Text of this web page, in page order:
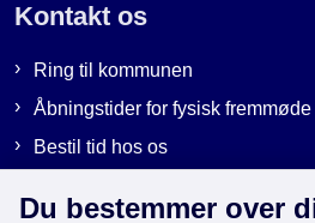
Kontakt os
Ring til kommunen
Åbningstider for fysisk fremmøde
Bestil tid hos os
Du bestemmer over